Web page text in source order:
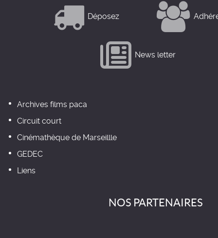
Déposez
News letter
Archives films paca
Circuit court
Cinémathèque de Marseillle
GEDEC
Liens
NOS PARTENAIRES